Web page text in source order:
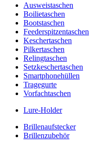
Ausweistaschen
Boilietaschen
Bootstaschen
Feederspitzentaschen
Keschertaschen
Pilkertaschen
Relingtaschen
Setzkeschertaschen
Smartphonehüllen
Tragegurte
Vorfachtaschen
Lure-Holder
Brillenaufstecker
Brillenzubehör